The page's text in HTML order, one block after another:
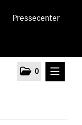
Pressecenter
0